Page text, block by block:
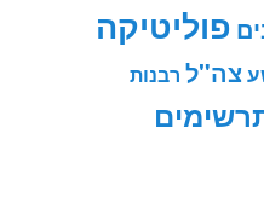
פוליטיקה
צה"ל רבנות